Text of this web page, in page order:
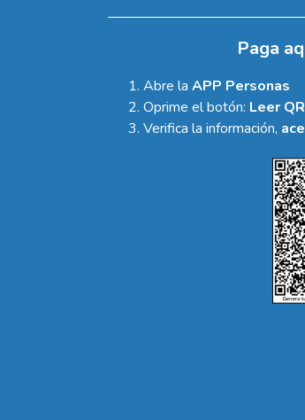
Paga
Abre la APP Personas
Oprime el botón: Leer QR
Verifica la información,